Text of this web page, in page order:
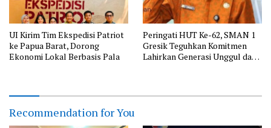
UI Kirim Tim Ekspedisi Patriot
ke Papua Barat, Dorong
Ekonomi Lokal Berbasis Pala
Peringati HUT Ke-62, SMAN 1
Gresik Teguhkan Komitmen
Lahirkan Generasi Unggul dan
Recommendation for You